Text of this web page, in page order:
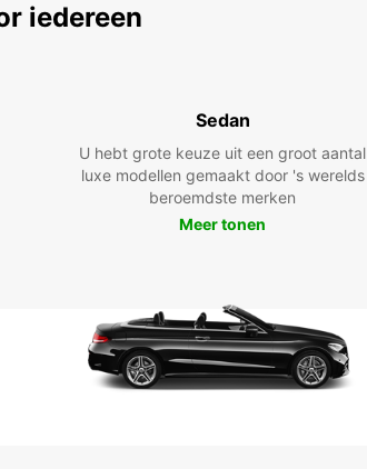
iedereen
Sedan
U hebt grote keuze uit een groot aantal
luxe modellen gemaakt door 's werelds
beroemdste merken
Meer tonen